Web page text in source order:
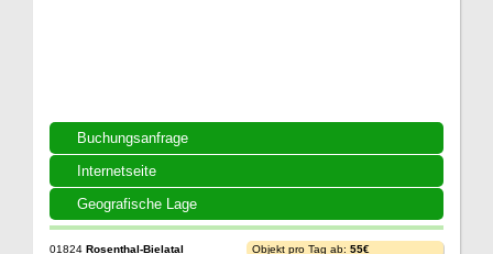
Buchungsanfrage
Internetseite
Geografische Lage
01824 Rosenthal-Bielatal
Objekt pro Tag ab: 55€